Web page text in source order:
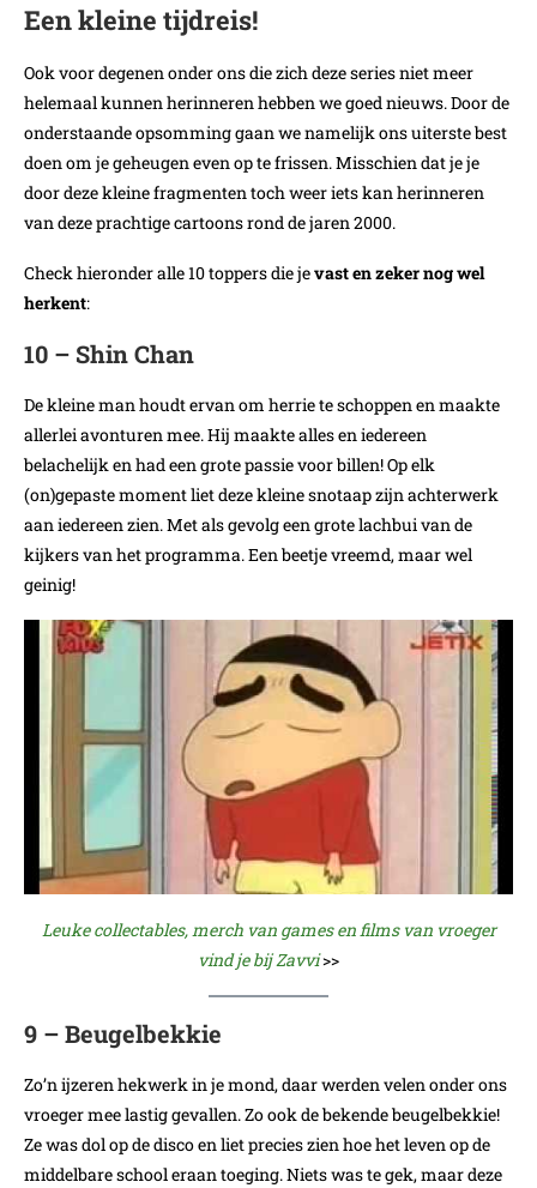
Een kleine tijdreis!
Ook voor degenen onder ons die zich deze series niet meer
helemaal kunnen herinneren hebben we goed nieuws. Door de
onderstaande opsomming gaan we namelijk ons uiterste best
doen om je geheugen even op te frissen. Misschien dat je je
door deze kleine fragmenten toch weer iets kan herinneren
van deze prachtige cartoons rond de jaren 2000.
Check hieronder alle 10 toppers die jevast en zeker nog wel
herkent:
10 – Shin Chan
De kleine man houdt ervan om herrie te schoppen en maakte
allerlei avonturen mee. Hij maakte alles en iedereen
belachelijk en had een grote passie voor billen! Op elk
(on)gepaste moment liet deze kleine snotaap zijn achterwerk
aan iedereen zien. Met als gevolg een grote lachbui van de
kijkers van het programma. Een beetje vreemd, maar wel
geinig!
Leuke collectables, merch van games en films van vroeger
vind je bij Zavvi>>
9 – Beugelbekkie
Zo’n ijzeren hekwerk in je mond, daar werden velen onder ons
vroeger mee lastig gevallen. Zo ook de bekende beugelbekkie!
Ze was dol op de disco en liet precies zien hoe het leven op de
middelbare school eraan toeging. Niets was te gek, maar deze